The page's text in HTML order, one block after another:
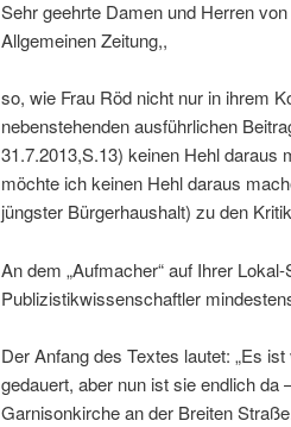
Sehr geehrte Damen und Herren
Allgemeinen Zeitung,,
so, wie Frau Röd nicht nur in ihrem
nebenstehenden ausführlichen
31.7.2013,S.13) keinen Hehl daraus
möchte ich keinen Hehl daraus
jüngster Bürgerhaushalt) zu den
An dem „Aufmacher“ auf Ihrer
Publizistikwissenschaftler
Der Anfang des Textes lautet: „Es
gedauert, aber nun ist sie endlich da
Garnisonkirche an der Breiten